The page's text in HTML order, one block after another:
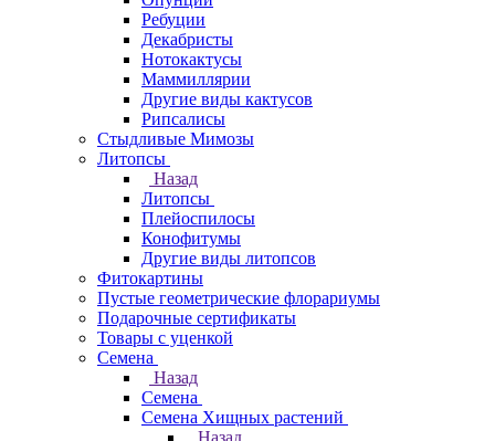
Ребуции
Декабристы
Нотокактусы
Маммиллярии
Другие виды кактусов
Рипсалисы
Стыдливые Мимозы
Литопсы
Назад
Литопсы
Плейоспилосы
Конофитумы
Другие виды литопсов
Фитокартины
Пустые геометрические флорариумы
Подарочные сертификаты
Товары с уценкой
Семена
Назад
Семена
Семена Хищных растений
Назад